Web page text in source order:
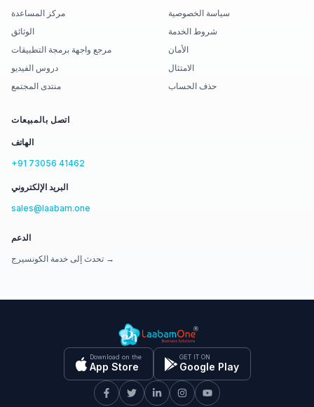
مركز المساعدة
الوثائق
مرجع واجهة برمجة التطبيقات
دروس الفيديو
منتدى المجتمع
سياسة الخصوصية
شروط الخدمة
الأمان
الامتثال
حذف الحساب
اتصل بالمبيعات
الهاتف
+91 73056 41462
البريد الإلكتروني
sales@laabam.one
الدعم
تحدث إلى خدمة الكونسيرج →
Download on the
App Store
GET IT ON
Google Play